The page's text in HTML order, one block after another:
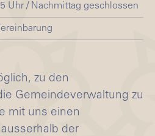
Uhr / Nachmittag geschlossen
zu den
Gemeindeverwaltung zu
mit uns einen
der